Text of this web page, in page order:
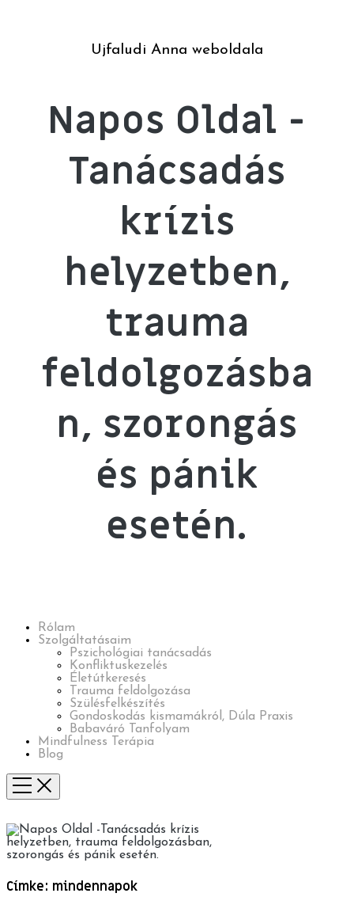
Ujfaludi Anna weboldala
Napos Oldal -
Tanácsadás
krízis
helyzetben,
trauma
feldolgozásba
n, szorongás
és pánik
esetén.
Rólam
Szolgáltatásaim
Pszichológiai tanácsadás
Konfliktuskezelés
Életútkeresés
Trauma feldolgozása
Szülésfelkészítés
Gondoskodás kismamákról, Dúla Praxis
Babaváró Tanfolyam
Mindfulness Terápia
Blog
Címke: mindennapok